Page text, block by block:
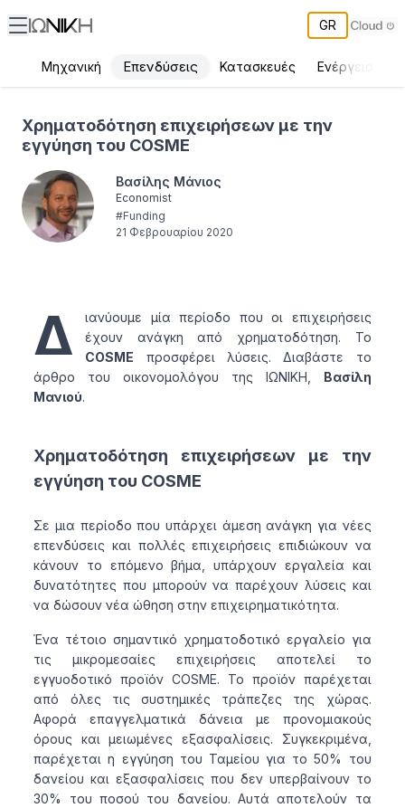
GR
Μηχανική Επενδύσεις Κατασκευές Ενέργεια
Χρηματοδότηση επιχειρήσεων με την
εγγύηση του COSME
Βασίλης Μάνιος
Economist
#Funding
21 Φεβρουαρίου 2020
Δ
ιανύουμε μία περίοδο που οι επιχειρήσεις
έχουν ανάγκη από χρηματοδότηση. Το
COSME προσφέρει λύσεις. Διαβάστε το
άρθρο του οικονομολόγου της ΙΩΝΙΚΗ, Βασίλη
Μανιού.
Χρηματοδότηση επιχειρήσεων με την
εγγύηση του COSME
Σε μια περίοδο που υπάρχει άμεση ανάγκη για νέες
επενδύσεις και πολλές επιχειρήσεις επιδιώκουν να
κάνουν το επόμενο βήμα, υπάρχουν εργαλεία και
δυνατότητες που μπορούν να παρέχουν λύσεις και
να δώσουν νέα ώθηση στην επιχειρηματικότητα.
Ένα τέτοιο σημαντικό χρηματοδοτικό εργαλείο για
τις μικρομεσαίες επιχειρήσεις αποτελεί το
εγγυοδοτικό προϊόν COSME. Το προϊόν παρέχεται
από όλες τις συστημικές τράπεζες της χώρας.
Αφορά επαγγελματικά δάνεια με προνομιακούς
όρους και μειωμένες εξασφαλίσεις. Συγκεκριμένα,
παρέχεται η εγγύηση του Ταμείου για το 50% του
δανείου και εξασφαλίσεις που δεν υπερβαίνουν το
30% του ποσού του δανείου. Αυτά αποτελούν τα